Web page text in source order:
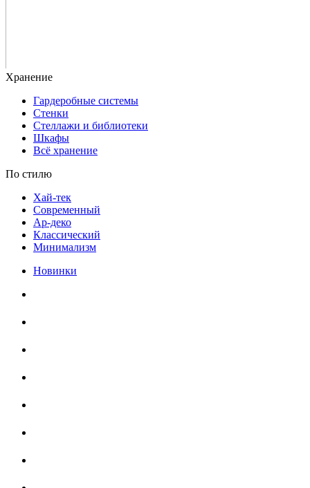
Гардеробные системы
Стенки
Стеллажи и библиотеки
Шкафы